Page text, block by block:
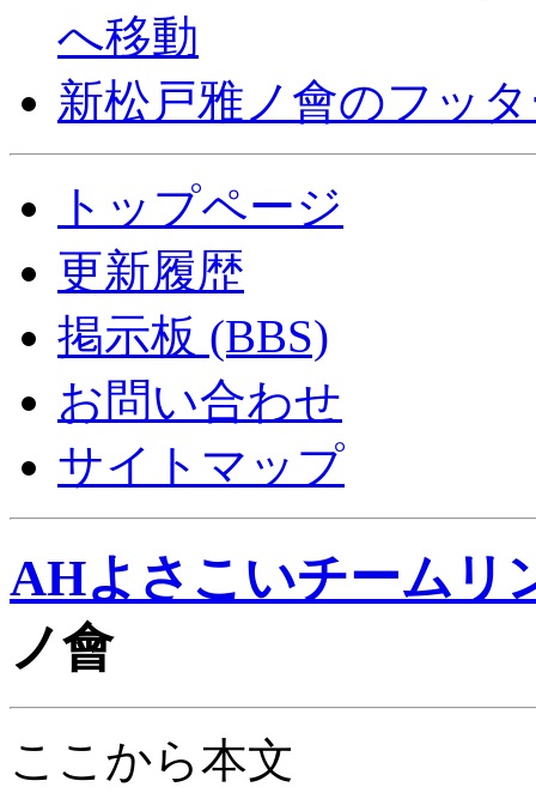
へ移動
新松戸雅ノ會のフッ
トップページ
更新履歴
掲示板 (BBS)
お問い合わせ
サイトマップ
AHよさこいチームリ
ノ會
ここから本文